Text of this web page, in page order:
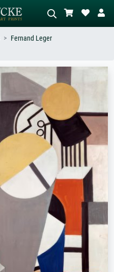
Beschreiben Sie die Szene – z.B. Grüne
Wiese, Abstrakt mit viel Rot, Dunkles
Ölgemälde, Stehender Akt neben einem
Fernand Leger